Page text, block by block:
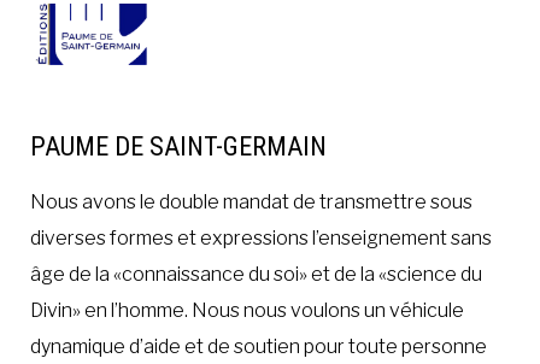
PAUME DE SAINT-GERMAIN
Nous avons le double mandat de transmettre sous
diverses formes et expressions l’enseignement sans
âge de la «connaissance du soi» et de la «science du
Divin» en l’homme. Nous nous voulons un véhicule
dynamique d’aide et de soutien pour toute personne